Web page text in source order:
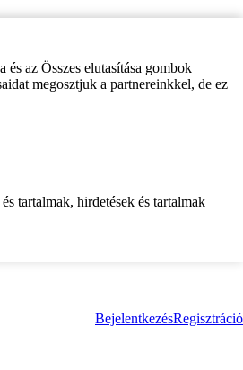
az Összes elutasítása gombok
megosztjuk a partnereinkkel, de ez
tartalmak, hirdetések és tartalmak
BejelentkezésRegisztráció